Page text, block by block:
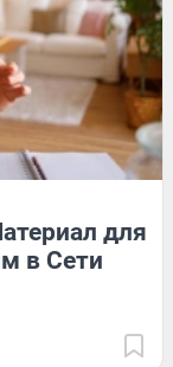
для
в Сети